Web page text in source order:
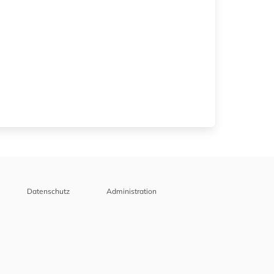
Datenschutz Administration